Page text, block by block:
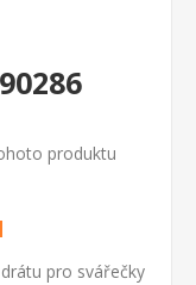
produktu
pro svářečky